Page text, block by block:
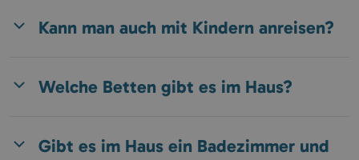
Kann man auch mit Kindern anreisen?
Welche Betten gibt es im Haus?
Gibt es im Haus ein Badezimmer und